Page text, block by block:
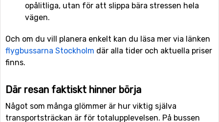
opålitliga, utan för att slippa bära stressen hela
vägen.
Och om du vill planera enkelt kan du läsa mer via länken
flygbussarna Stockholm där alla tider och aktuella priser
finns.
Där resan faktiskt hinner börja
Något som många glömmer är hur viktig själva
transportsträckan är för totalupplevelsen. På bussen